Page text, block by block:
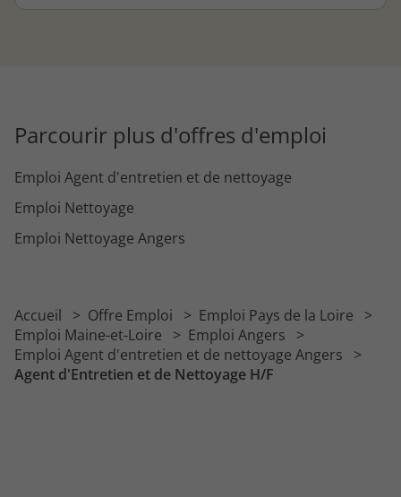
Parcourir plus d'offres d'emploi
Emploi Agent d'entretien et de nettoyage
Emploi Nettoyage
Emploi Nettoyage Angers
Accueil Offre Emploi
Emploi Pays de la Loire
Emploi Maine-et-Loire
Emploi Angers
Emploi Agent d'entretien et de nettoyage Angers
Agent d'Entretien et de Nettoyage H/F